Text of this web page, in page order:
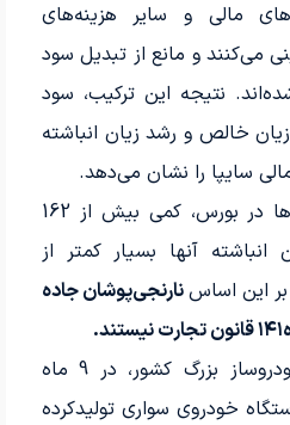
مالی و سایر هزینه‌های
می‌کنند و مانع از تبدیل سود
نتیجه این ترکیب، سود
خالص و رشد زیان انباشته
سایپا را نشان می‌دهد.
سرمایه ثبت‌شده سایپایی‌‌‌‌‌‌‌‌‌ها در بورس، کمی بیش از 162
آنها بسیار کمتر از
این اساسنارنجی‌‌‌‌‌‌‌‌‌پوشان جاده
سایپا به‌عنوان دومین خودروساز بزرگ کشور، در 9 ماه
127‌ هزار و 399 دستگاه خودروی سواری تولید‌کرده